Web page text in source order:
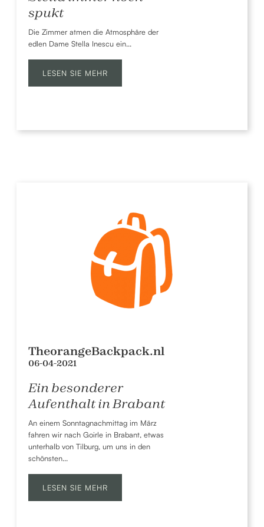
spukt
Die Zimmer atmen die Atmosphäre der
edlen Dame Stella Inescu ein...
LESEN SIE MEHR
TheorangeBackpack.nl
06-04-2021
Ein besonderer
Aufenthalt in Brabant
An einem Sonntagnachmittag im März
fahren wir nach Goirle in Brabant, etwas
unterhalb von Tilburg, um uns in den
schönsten...
LESEN SIE MEHR